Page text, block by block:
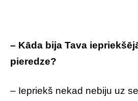
– Kāda bija Tava
pieredze?
– Iepriekš nekad nebiju uz